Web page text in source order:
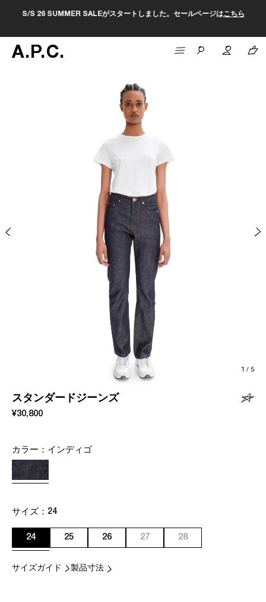
S/S 26 SUMMER SALEがスタートしました。セールページはこちら
A.P.C.
1 / 5
スタンダードジーンズ
¥30,800
カラー： インディゴ
サイズ： 24
24 25 26 27 28
サイズガイド 製品寸法